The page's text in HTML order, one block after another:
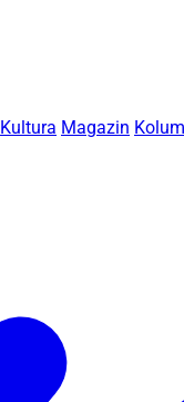
Kultura Magazin